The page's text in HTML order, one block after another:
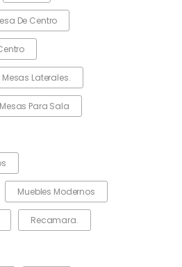
De Centro
Mesas Laterales.
Mesas Para Sala
Muebles Modernos
Recamara.